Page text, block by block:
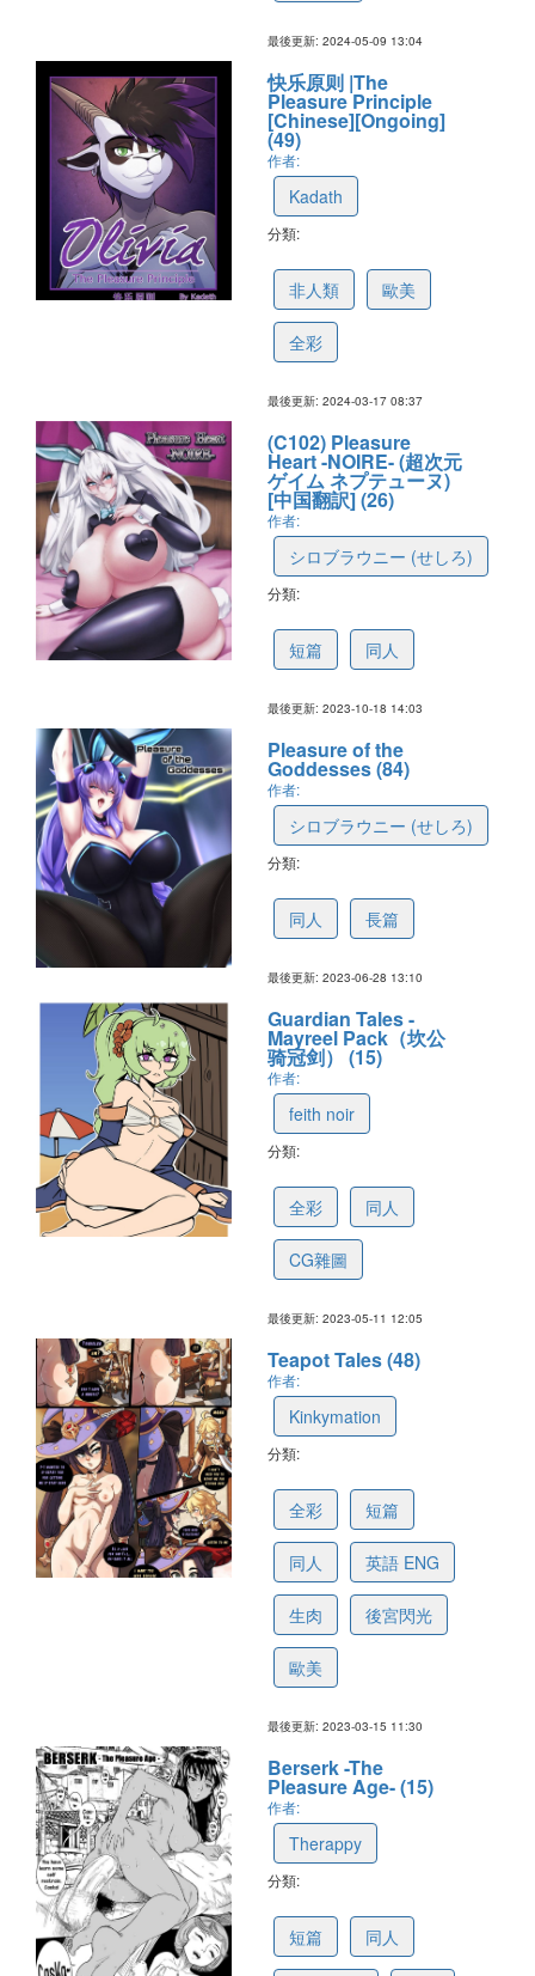
最後更新: 2024-05-09 13:04
快乐原则 |The
Pleasure Principle
[Chinese][Ongoing]
(49)
作者:
Kadath
分類:
非人類 歐美
全彩
最後更新: 2024-03-17 08:37
(C102) Pleasure
Heart -NOIRE- (超次元
ゲイム ネプテューヌ)
[中国翻訳] (26)
作者:
シロブラウニー (せしろ)
分類:
短篇 同人
最後更新: 2023-10-18 14:03
Pleasure of the
Goddesses (84)
作者:
シロブラウニー (せしろ)
分類:
同人 長篇
最後更新: 2023-06-28 13:10
Guardian Tales -
Mayreel Pack（坎公
骑冠剑） (15)
作者:
feith noir
分類:
全彩 同人
CG雜圖
最後更新: 2023-05-11 12:05
Teapot Tales (48)
作者:
Kinkymation
分類:
全彩 短篇
同人 英語 ENG
生肉 後宮閃光
歐美
最後更新: 2023-03-15 11:30
Berserk -The
Pleasure Age- (15)
作者:
Therappy
分類:
短篇 同人